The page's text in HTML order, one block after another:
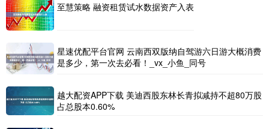
至慧策略 融资租赁试水数据资产入表
星速优配平台官网 云南西双版纳自驾游六日游大概消费
是多少，第一次去必看！_vx_小鱼_同号
越大配资APP下载 美迪西股东林长青拟减持不超80万股
占总股本0.60%